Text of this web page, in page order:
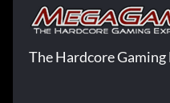
The Hardcore Gaming